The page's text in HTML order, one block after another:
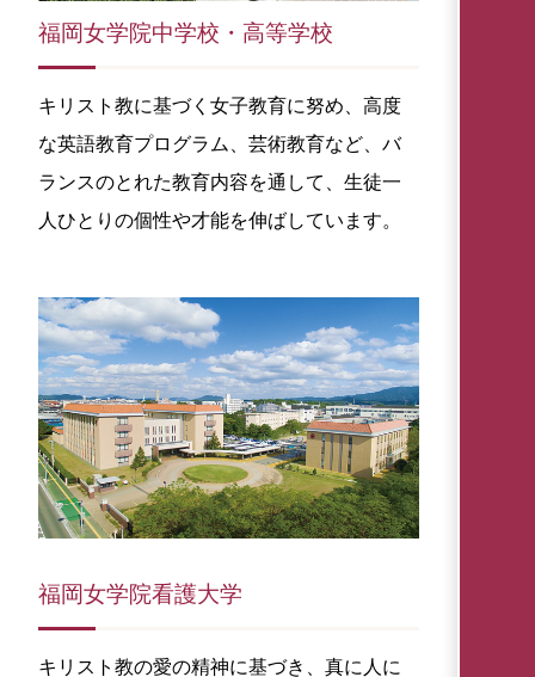
福岡女学院中学校・高等学校
キリスト教に基づく女子教育に努め、高度
な英語教育プログラム、芸術教育など、バ
ランスのとれた教育内容を通して、生徒一
人ひとりの個性や才能を伸ばしています。
福岡女学院看護大学
キリスト教の愛の精神に基づき、真に人に